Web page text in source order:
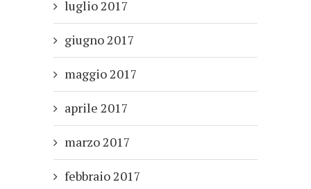
luglio 2017
giugno 2017
maggio 2017
aprile 2017
marzo 2017
febbraio 2017